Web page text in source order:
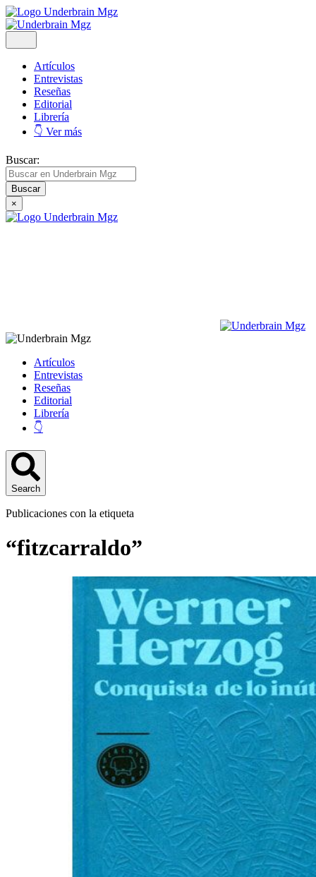
Artículos
Entrevistas
Reseñas
Editorial
Librería
👇 Ver más
Buscar:
×
Artículos
Entrevistas
Reseñas
Editorial
Librería
👇
Search
Publicaciones con la etiqueta
“fitzcarraldo”